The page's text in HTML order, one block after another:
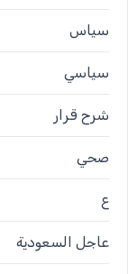
سياس
سياسي
شرح قرار
صحي
ع
عاجل السعودية